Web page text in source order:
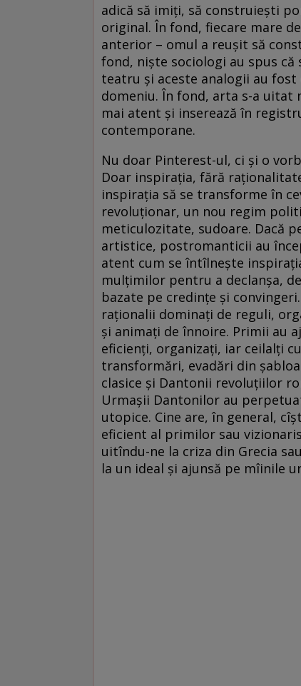
adică să imiţi, să construieşti
original. În fond, fiecare mare
anterior – omul a reuşit să
fond, nişte sociologi au spus că
teatru şi aceste analogii au
domeniu. În fond, arta s-a
mai atent şi inserează în
contemporane.
Nu doar Pinterest-ul, ci şi o
Doar inspiraţia, fără
inspiraţia să se transforme în
revoluţionar, un nou regim
meticulozitate, sudoare. Dacă
artistice, postromanticii au
atent cum se întîlneşte
mulţimilor pentru a declanşa,
bazate pe credinţe şi
raţionalii dominaţi de reguli,
şi animaţi de înnoire. Primii au
eficienţi, organizaţi, iar ceilalţi
transformări, evadări din
clasice şi Dantonii revoluţiilor
Urmaşii Dantonilor au
utopice. Cine are, în general,
eficient al primilor sau
uitîndu-ne la criza din Grecia
la un ideal şi ajunsă pe mîinile